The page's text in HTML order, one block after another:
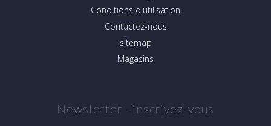
Conditions d'utilisation
Contactez-nous
sitemap
Magasins
Newsletter - inscrivez-vous